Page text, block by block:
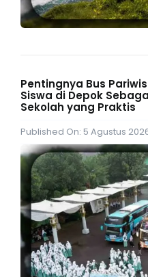
Pentingnya Bus
Siswa di Depok
Sekolah yang Praktis
Published On: 5 Agustus